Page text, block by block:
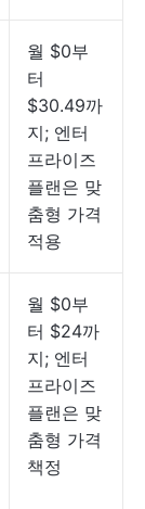
월 $0부
터
$30.49까
지; 엔터
프라이즈
플랜은 맞
춤형 가격
적용
월 $0부
터 $24까
지; 엔터
프라이즈
플랜은 맞
춤형 가격
책정